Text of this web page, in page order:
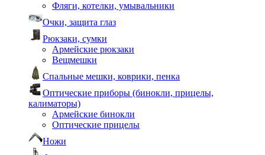
Фляги, котелки, умывальники
Очки, защита глаз
Рюкзаки, сумки
Армейские рюкзаки
Вещмешки
Спальные мешки, коврики, пенка
Оптические приборы (бинокли, прицелы,
калиматоры)
Армейские бинокли
Оптические прицелы
Ножи